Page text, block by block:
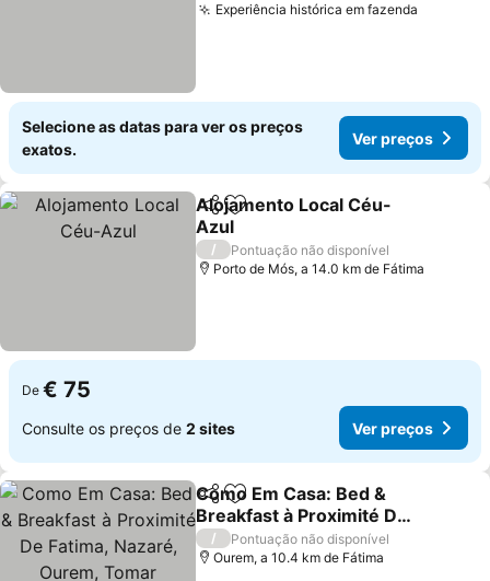
Experiência histórica em fazenda
Selecione as datas para ver os preços
exatos.
Ver preços
PartilharAdicionar aos favoritos
Alojamento Local Céu-
Azul
Ver preços
/
Pontuação não disponível
Porto de Mós, a 14.0 km de Fátima
De € 75
Consulte os preços de 2 sites Ver preços
PartilharAdicionar aos favoritos
Como Em Casa: Bed &
Breakfast à Proximité De
Fatima, Nazaré, Ourem,
Tomar
Ver preços
/
Pontuação não disponível
Ourem, a 10.4 km de Fátima